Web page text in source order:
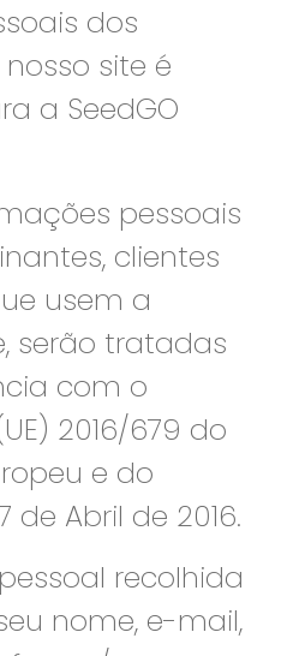
dos
site é
a SeedGO
pessoais
clientes
usem a
serão tratadas
com o
2016/679 do
e do
de Abril de 2016.
recolhida
nome, e-mail,